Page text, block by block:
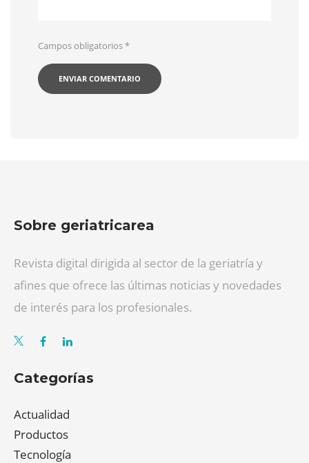
Campos obligatorios*
Sobre geriatricarea
Revista digital dirigida al sector de la geriatría y
afines que ofrece las últimas noticias y novedades
de interés para los profesionales.
Categorías
Actualidad
Productos
Tecnología